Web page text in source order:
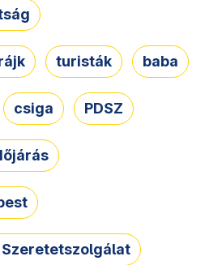
turisták baba
csiga PDSZ